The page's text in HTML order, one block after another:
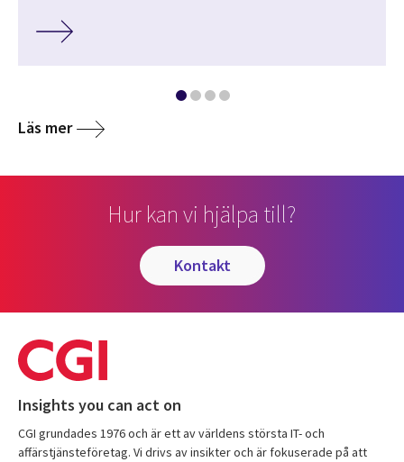
Läs mer
Hur kan vi hjälpa till?
kontakt
Insights you can act on
CGI grundades 1976 och är ett av världens största IT- och
affärstjänsteföretag. Vi drivs av insikter och är fokuserade på att